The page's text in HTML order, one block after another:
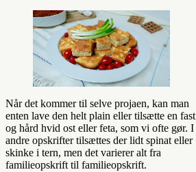
Når det kommer til selve projaen, kan man
enten lave den helt plain eller tilsætte en fast
og hård hvid ost eller feta, som vi ofte gør. I
andre opskrifter tilsættes der lidt spinat eller
skinke i tern, men det varierer alt fra
familieopskrift til familieopskrift.